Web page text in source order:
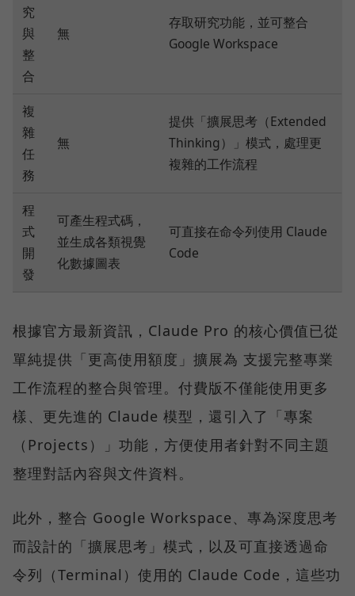
究
與
整
合
無
存取研究功能，並可整合
Google Workspace
複
雜
任
務
無
提供「擴展思考（Extended
Thinking）」模式，處理更
複雜的工作流程
程
式
開
發
可產生程式碼，
並生成各類視覺
化數據圖表
可直接在命令列使用 Claude
Code
根據官方最新資訊，Claude Pro 的核心價值已從
單純提供「更高使用額度」擴展為 支援完整專業
工作流程的整合與管理。付費版不僅能使用更多
樣、更先進的 Claude 模型，還引入了「專案
（Projects）」功能，方便使用者針對不同主題
整理對話內容與文件資料。
此外，整合 Google Workspace、專為深度思考
而設計的「擴展思考」模式，以及可直接透過命
令列（Terminal）使用的 Claude Code，這些功